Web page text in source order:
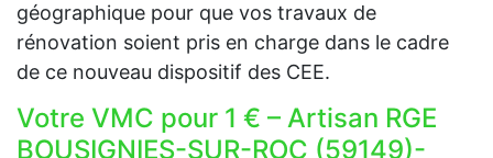
géographique pour que vos travaux de
rénovation soient pris en charge dans le cadre
de ce nouveau dispositif des CEE.
Votre VMC pour 1 € – Artisan RGE
BOUSIGNIES-SUR-ROC (59149)-